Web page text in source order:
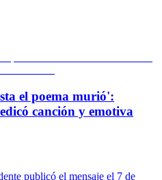
el poema murió':
canción y emotiva
publicó el mensaje el 7 de